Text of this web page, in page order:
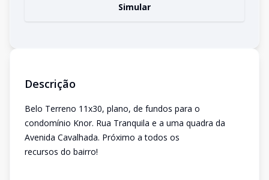
Simular
Descrição
Belo Terreno 11x30, plano, de fundos para o
condomínio Knor. Rua Tranquila e a uma quadra da
Avenida Cavalhada. Próximo a todos os
recursos do bairro!